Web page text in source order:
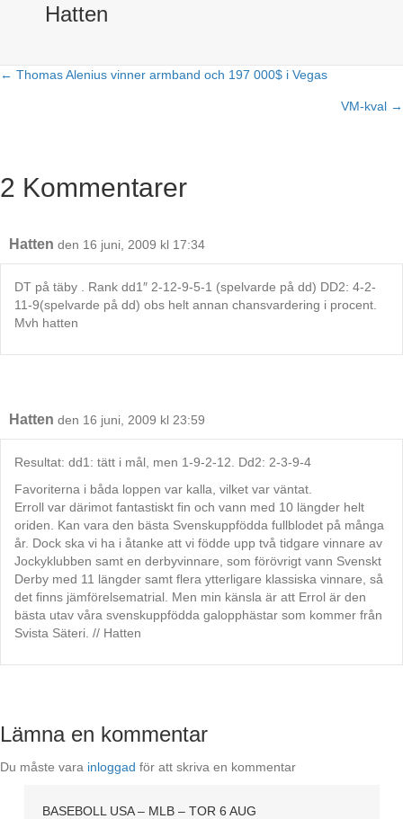
Hatten
Posts
← Thomas Alenius vinner armband och 197 000$ i Vegas
VM-kval →
2 Kommentarer
Hatten den 16 juni, 2009 kl 17:34
DT på täby . Rank dd1″ 2-12-9-5-1 (spelvarde på dd) DD2: 4-2-
11-9(spelvarde på dd) obs helt annan chansvardering i procent.
Mvh hatten
Hatten den 16 juni, 2009 kl 23:59
Resultat: dd1: tätt i mål, men 1-9-2-12. Dd2: 2-3-9-4
Favoriterna i båda loppen var kalla, vilket var väntat.
Erroll var därimot fantastiskt fin och vann med 10 längder helt
oriden. Kan vara den bästa Svenskuppfödda fullblodet på många
år. Dock ska vi ha i åtanke att vi födde upp två tidgare vinnare av
Jockyklubben samt en derbyvinnare, som förövrigt vann Svenskt
Derby med 11 längder samt flera ytterligare klassiska vinnare, så
det finns jämförelsematrial. Men min känsla är att Errol är den
bästa utav våra svenskuppfödda galopphästar som kommer från
Svista Säteri. // Hatten
Lämna en kommentar
Du måste vara inloggad för att skriva en kommentar
BASEBOLL USA – MLB – TOR 6 AUG